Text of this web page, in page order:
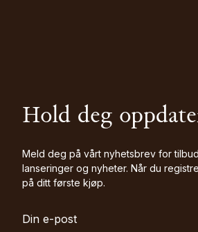
Hold deg
Meld deg på vårt nyhetsbrev for
lanseringer og nyheter. Når du
på ditt første kjøp.